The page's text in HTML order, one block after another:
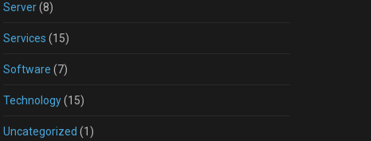
Server(8)
Services (15)
Software (7)
Technology(15)
Uncategorized (1)